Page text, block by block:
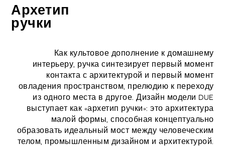
Архетип
ручки
Как культовое дополнение к домашнему
интерьеру, ручка синтезирует первый момент
контакта с архитектурой и первый момент
овладения пространством, прелюдию к переходу
из одного места в другое. Дизайн модели DUE
выступает как «архетип ручки»: это архитектура
малой формы, способная концептуально
образовать идеальный мост между человеческим
телом, промышленным дизайном и архитектурой.